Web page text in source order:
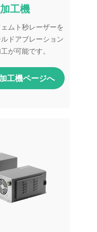
工機
ムト秒レーザーを
ドアブレーション
が可能です。
工機ページへ